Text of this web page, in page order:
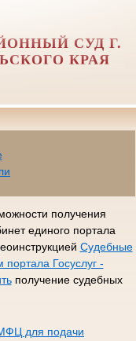
СУД Г.
КРАЯ
получения
единого портала
Судебные
Госуслуг -
получение судебных
для подачи